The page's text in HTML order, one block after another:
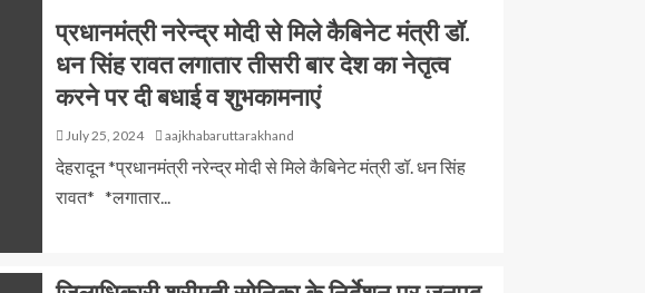
प्रधानमंत्री नरेन्द्र मोदी से मिले कैबिनेट मंत्री डॉ.
धन सिंह रावत लगातार तीसरी बार देश का नेतृत्व
करने पर दी बधाई व शुभकामनाएं
July 25, 2024 aajkhabaruttarakhand
देहरादून *प्रधानमंत्री नरेन्द्र मोदी से मिले कैबिनेट मंत्री डॉ. धन सिंह
रावत* *लगातार...